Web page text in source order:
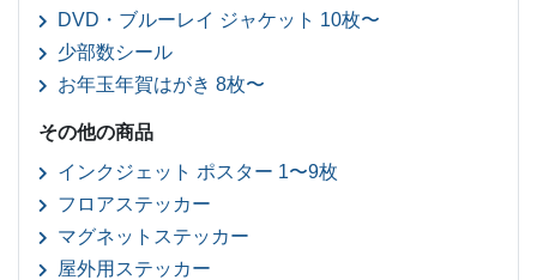
DVD・ブルーレイ ジャケット 10枚〜
少部数シール
お年玉年賀はがき 8枚〜
その他の商品
インクジェット ポスター 1〜9枚
フロアステッカー
マグネットステッカー
屋外用ステッカー